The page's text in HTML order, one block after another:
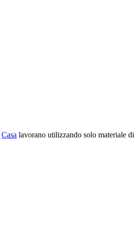
Casa lavorano utilizzando solo materiale di